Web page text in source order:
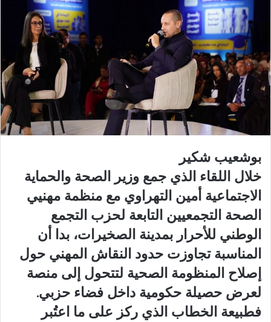
بوشعيب شكير
خلال اللقاء الذي جمع وزير الصحة والحماية
الاجتماعية أمين التهراوي مع منظمة مهنيي
الصحة التجمعيين التابعة لحزب التجمع
الوطني للأحرار بمدينة الصخيرات، بدا أن
المناسبة تجاوزت حدود النقاش المهني حول
إصلاح المنظومة الصحية لتتحول إلى منصة
لعرض حصيلة حكومية داخل فضاء حزبي.
فطبيعة الخطاب الذي ركز على ما اعتُبر